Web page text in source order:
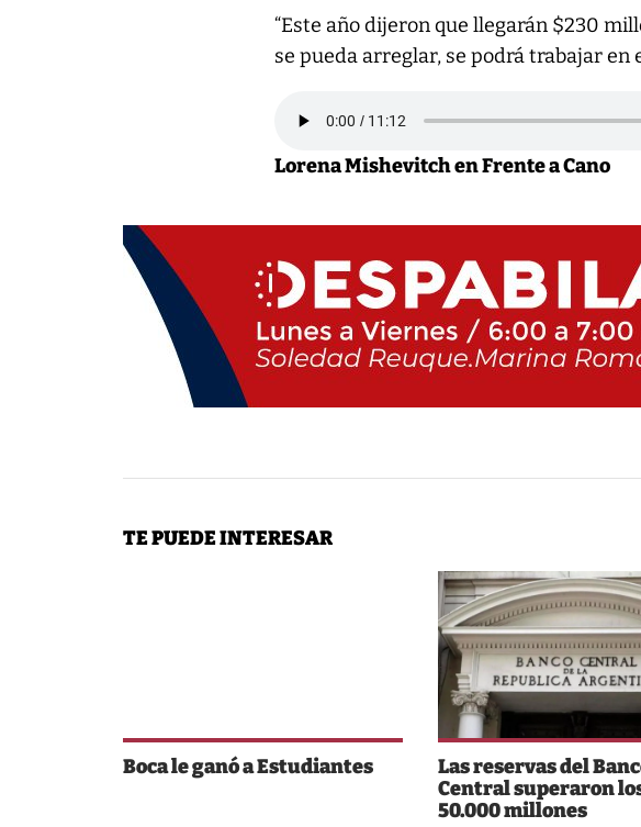
“Este año dijeron que llegarán $230
se pueda arreglar, se podrá trabajar en
Lorena Mishevitch en Frente a Cano
TE PUEDE INTERESAR
Boca le ganó a Estudiantes
Las reservas del
Central superaron
50.000 millones